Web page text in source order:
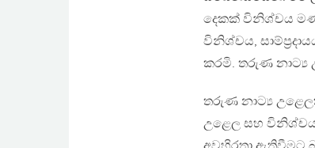
දෙකක් විනිශ්චය
විනිශ්චය,
කරමි. තරුණ නාට්‍ය
තරුණ නාට්‍ය
උළෙල සහ විනිශ්චය